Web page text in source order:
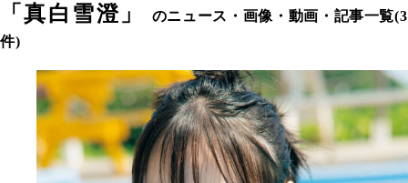
「真白雪澄 」
のニュース・画像・動画・記事一覧(3
件)